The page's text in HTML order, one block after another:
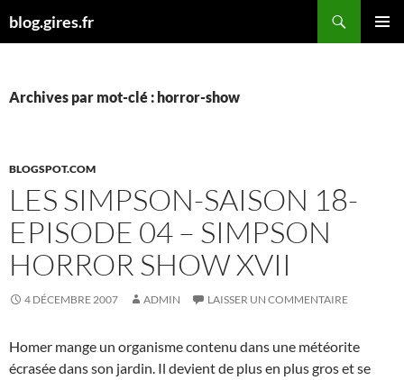
aublog.gires.fr
Archives par mot-clé : horror-show
BLOGSPOT.COM
LES SIMPSON-SAISON 18-
EPISODE 04 – SIMPSON
HORROR SHOW XVII
4 DÉCEMBRE 2007 ADMIN LAISSER UN COMMENTAIRE
Homer mange un organisme contenu dans une météorite
écrasée dans son jardin. Il devient de plus en plus gros et se